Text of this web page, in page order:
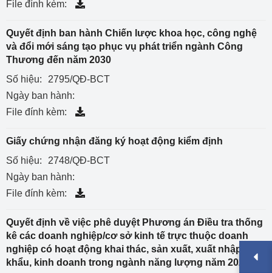
File đính kèm:
Quyết định ban hành Chiến lược khoa học, công nghệ
và đổi mới sáng tạo phục vụ phát triển ngành Công
Thương đến năm 2030
Số hiệu:
2795/QĐ-BCT
Ngày ban hành:
File đính kèm:
Giấy chứng nhận đăng ký hoạt động kiểm định
Số hiệu:
2748/QĐ-BCT
Ngày ban hành:
File đính kèm:
Quyết định về việc phê duyệt Phương án Điều tra thống
kê các doanh nghiệp/cơ sở kinh tế trực thuộc doanh
nghiệp có hoạt động khai thác, sản xuất, xuất nhập
khẩu, kinh doanh trong ngành năng lượng năm 2022